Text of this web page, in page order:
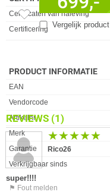
Eigenschap Waarde
Certificaten van naleving
Certificering
PRODUCT INFORMATIE
EAN
Vendorcode
Artikelnr
Merk
Garantie
Verkrijgbaar sinds
⚑ Fout melden
Vergelijk product
REVIEWS (1)
★★★★★
★★★★★
Rico26
super!!!!